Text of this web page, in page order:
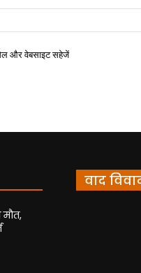
और वेबसाइट सहेजें
वाद